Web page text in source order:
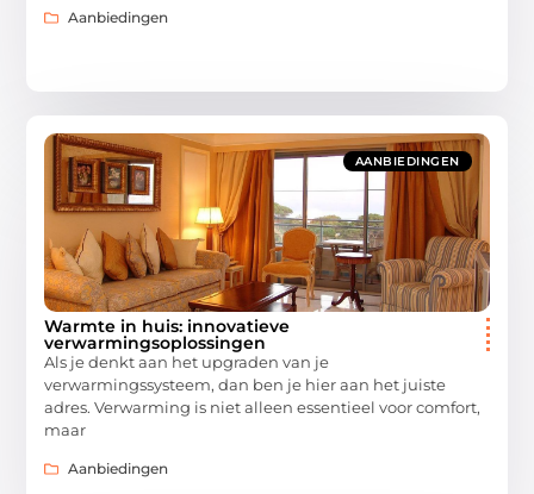
Aanbiedingen
AANBIEDINGEN
Warmte in huis: innovatieve
verwarmingsoplossingen
Als je denkt aan het upgraden van je
verwarmingssysteem, dan ben je hier aan het juiste
adres. Verwarming is niet alleen essentieel voor comfort,
maar
Aanbiedingen